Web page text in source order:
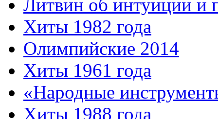
Литвин об интуиции и
Хиты 1982 года
Олимпийские 2014
Хиты 1961 года
«Народные
Хиты 1988 года